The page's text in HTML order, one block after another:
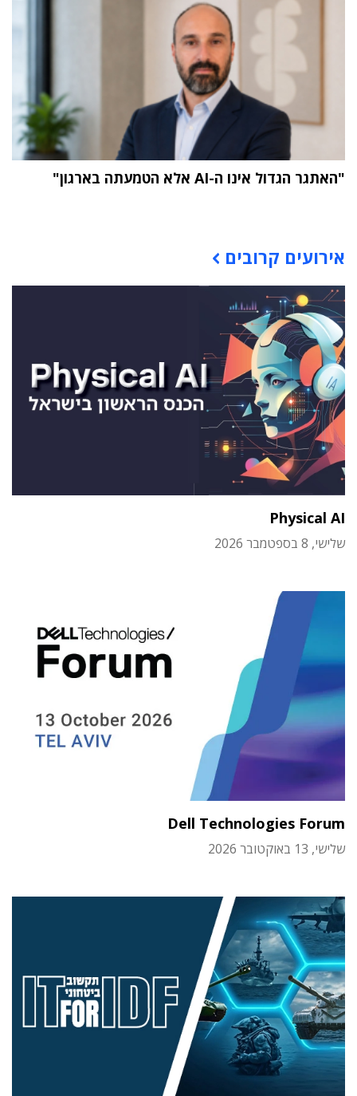
"האתגר הגדול אינו ה-AI אלא הטמעתה בארגון"
אירועים קרובים
Physical AI
שלישי, 8 בספטמבר 2026
Dell Technologies Forum
שלישי, 13 באוקטובר 2026